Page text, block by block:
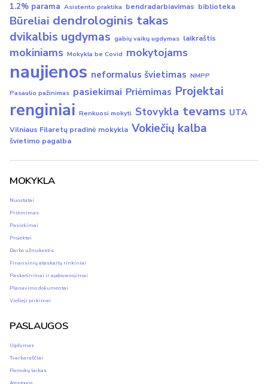
1.2% parama Asistento praktika bendradarbiavimas biblioteka
Būreliai dendrologinis takas
dvikalbis ugdymas gabių vaikų ugdymas laikraštis
mokiniams Mokykla be Covid mokytojams
naujienos neformalus švietimas NMPP
Pasaulio pažinimas pasiekimai Priėmimas Projektai
renginiai Renkuosi mokyti Stovykla tevams UTA
Vilniaus Filaretų pradinė mokykla Vokiečių kalba
švietimo pagalba
MOKYKLA
Nuostatai
Priėmimas
Pasiekimai
Projektai
Darbo užmokestis
Finansinių ataskaitų rinkiniai
Paskatinimai ir apdovanojimai
Planavimo dokumentai
Viešieji pirkimai
PASLAUGOS
Ugdymas
Tvarkaraščiai
Pamokų laikas